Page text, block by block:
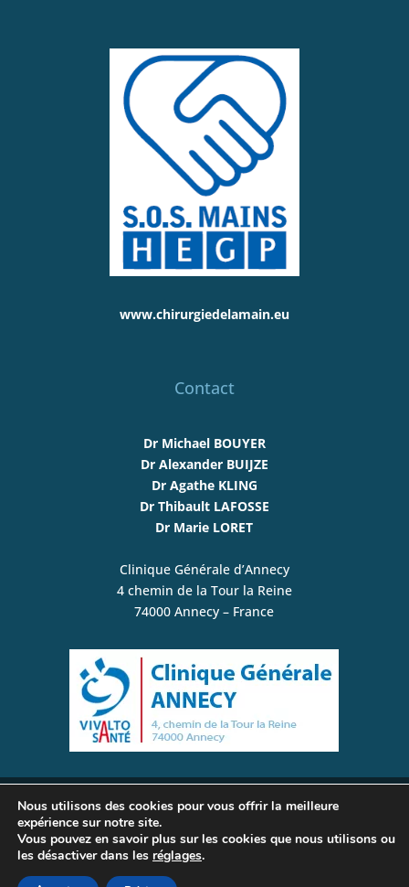
www.chirurgiedelamain.eu
Contact
Dr Michael BOUYER
Dr Alexander BUIJZE
Dr Agathe KLING
Dr Thibault LAFOSSE
Dr Marie LORET
Clinique Générale d’Annecy
4 chemin de la Tour la Reine
74000 Annecy – France
© www.plexusbrachial-microchirurgie.com /
Chirurgie de la Main, du Membre Supérieur, du
Plexus Brachial et des Nerfs Périphériques | Tous
droits réservés –Mentions légales
Nous utilisons des cookies pour vous offrir la meilleure
expérience sur notre site.
Vous pouvez en savoir plus sur les cookies que nous utilisons ou
les désactiver dans les réglages.